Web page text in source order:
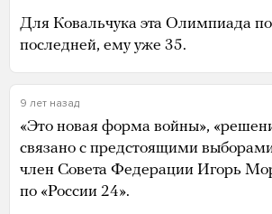
Для Ковальчука эта Олимпиада
последней, ему уже 35.
9 лет назад
«Это новая форма войны»,
связано с предстоящими
член Совета Федерации Игорь
по «России 24».